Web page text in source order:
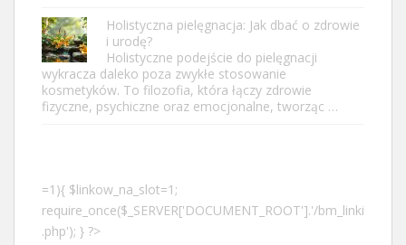
Holistyczna pielęgnacja: Jak dbać o zdrowie
i urodę?
Holistyczne podejście do pielęgnacji
wykracza daleko poza zwykłe stosowanie
kosmetyków. To filozofia, która łączy zdrowie
fizyczne, psychiczne oraz emocjonalne, tworząc …
=1){ $linkow_na_slot=1;
require_once($_SERVER['DOCUMENT_ROOT'].'/bm_linki
.php'); } ?>